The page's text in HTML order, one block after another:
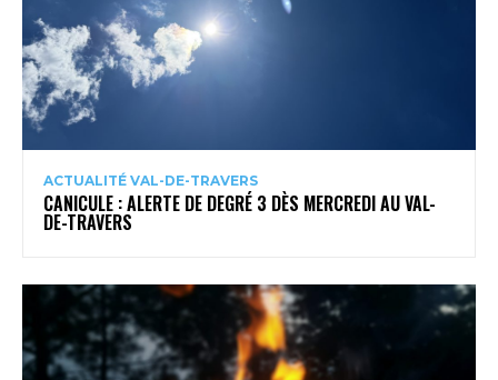
ACTUALITÉ VAL-DE-TRAVERS
CANICULE : ALERTE DE DEGRÉ 3 DÈS MERCREDI AU VAL-
DE-TRAVERS